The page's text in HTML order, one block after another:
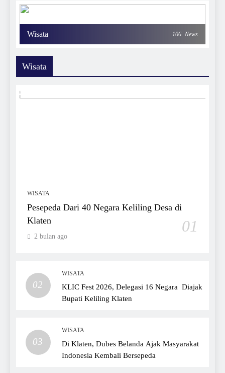
Wisata 106 News
Wisata
WISATA
Pesepeda Dari 40 Negara Keliling Desa di
Klaten
01
2 bulan ago
02
WISATA
KLIC Fest 2026, Delegasi 16 Negara Diajak
Bupati Keliling Klaten
03
WISATA
Di Klaten, Dubes Belanda Ajak Masyarakat
Indonesia Kembali Bersepeda